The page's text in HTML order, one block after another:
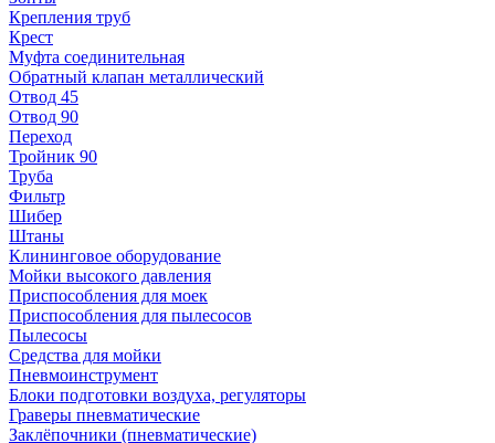
Крепления труб
Крест
Муфта соединительная
Обратный клапан металлический
Отвод 45
Отвод 90
Переход
Тройник 90
Труба
Фильтр
Шибер
Штаны
Клининговое оборудование
Мойки высокого давления
Приспособления для моек
Приспособления для пылесосов
Пылесосы
Средства для мойки
Пневмоинструмент
Блоки подготовки воздуха, регуляторы
Граверы пневматические
Заклёпочники (пневматические)